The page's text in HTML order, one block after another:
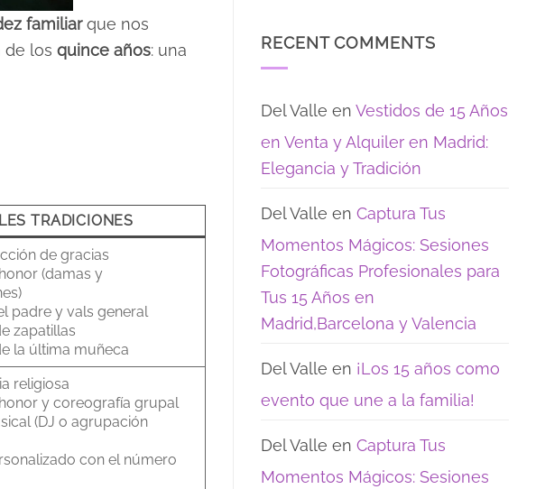
familiarque nos
de los quince años: una
TRADICIONES
de gracias
(damas y
padre y vals general
zapatillas
la última muñeca
religiosa
y coreografía grupal
(DJ o agrupación
con el número
Dia
sencillos
estas
de
encanto
en
los
los
recuerdos
que
realmente
RECENT COMMENTS
Del Valle en Vestidos de 15 Años
en Venta y Alquiler en Madrid:
Elegancia y Tradición
Del Valle en Captura Tus
Momentos Mágicos: Sesiones
Fotográficas Profesionales para
Tus 15 Años en
Madrid,Barcelona y Valencia
Del Valle en ¡Los 15 años como
evento que une a la familia!
Del Valle en Captura Tus
Momentos Mágicos: Sesiones